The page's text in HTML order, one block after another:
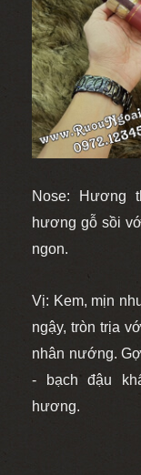
Nose: Hương
hương gỗ sồi
ngon.
Vị: Kem, mịn
ngậy, tròn trịa
nhân nướng.
- bạch đậu
hương.